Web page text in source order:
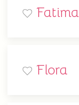
Fatima
Flora